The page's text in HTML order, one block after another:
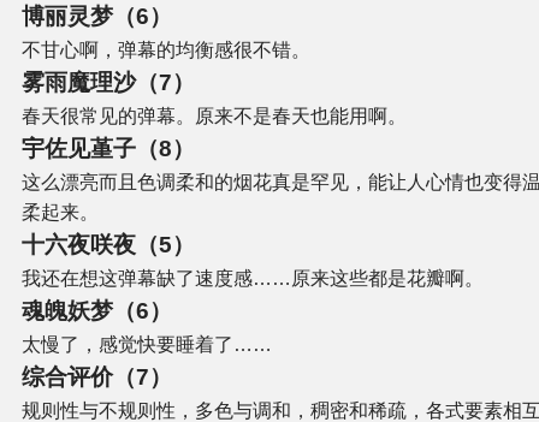
博丽灵梦（6）
不甘心啊，弹幕的均衡感很不错。
雾雨魔理沙（7）
春天很常见的弹幕。原来不是春天也能用啊。
宇佐见堇子（8）
这么漂亮而且色调柔和的烟花真是罕见，能让人心情也变得
柔起来。
十六夜咲夜（5）
我还在想这弹幕缺了速度感……原来这些都是花瓣啊。
魂魄妖梦（6）
太慢了，感觉快要睡着了……
综合评价（7）
规则性与不规则性，多色与调和，稠密和稀疏，各式要素相